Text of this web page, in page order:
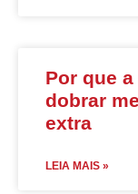
Por que
dobrar
extra
LEIA MAIS »